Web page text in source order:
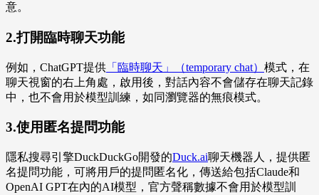
意。
2.打開臨時聊天功能
例如，ChatGPT提供 「臨時聊天」（temporary chat） 模式，在
聊天視窗的右上角處，啟用後，對話內容不會儲存在聊天記錄
中，也不會用於模型訓練，如同瀏覽器的無痕模式。
3.使用匿名提問功能
隱私搜尋引擎DuckDuckGo開發的Duck.ai聊天機器人，提供匿
名提問功能，可將用戶的提問匿名化，傳送給包括Claude和
OpenAI GPT在內的AI模型，官方聲稱數據不會用於模型訓